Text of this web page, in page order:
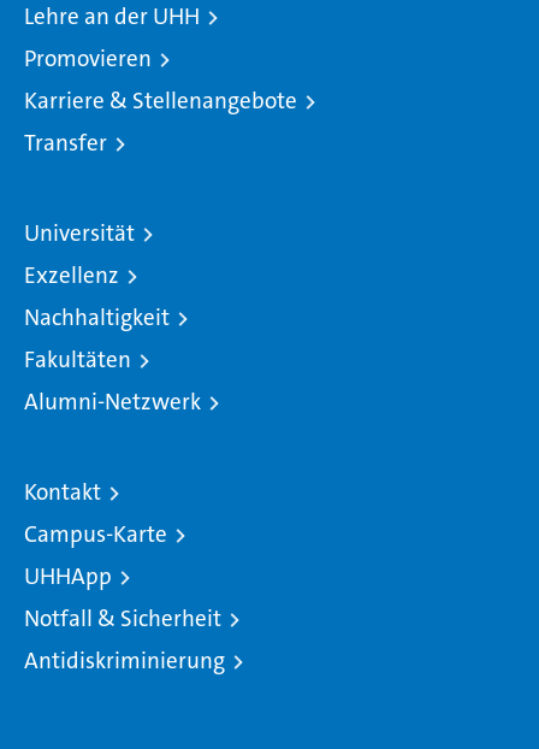
Lehre an der UHH
Promovieren
Karriere & Stellenangebote
Transfer
Universität
Exzellenz
Nachhaltigkeit
Fakultäten
Alumni-Netzwerk
Kontakt
Campus-Karte
UHHApp
Notfall & Sicherheit
Antidiskriminierung